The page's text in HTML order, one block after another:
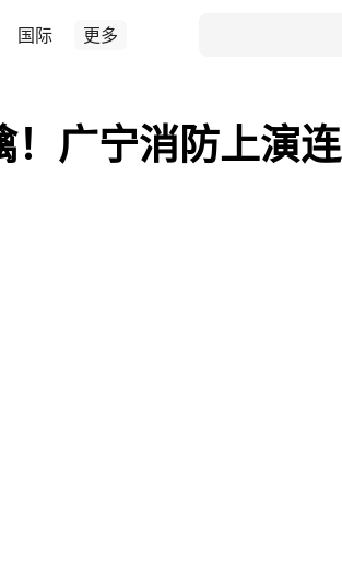
国际 更多
广宁消防上演连